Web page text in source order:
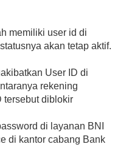
memiliki user id di
akan tetap aktif.
User ID di
rekening
tersebut diblokir
di layanan BNI
di kantor cabang Bank